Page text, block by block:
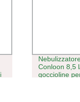
Conloon 8,5
goccioline